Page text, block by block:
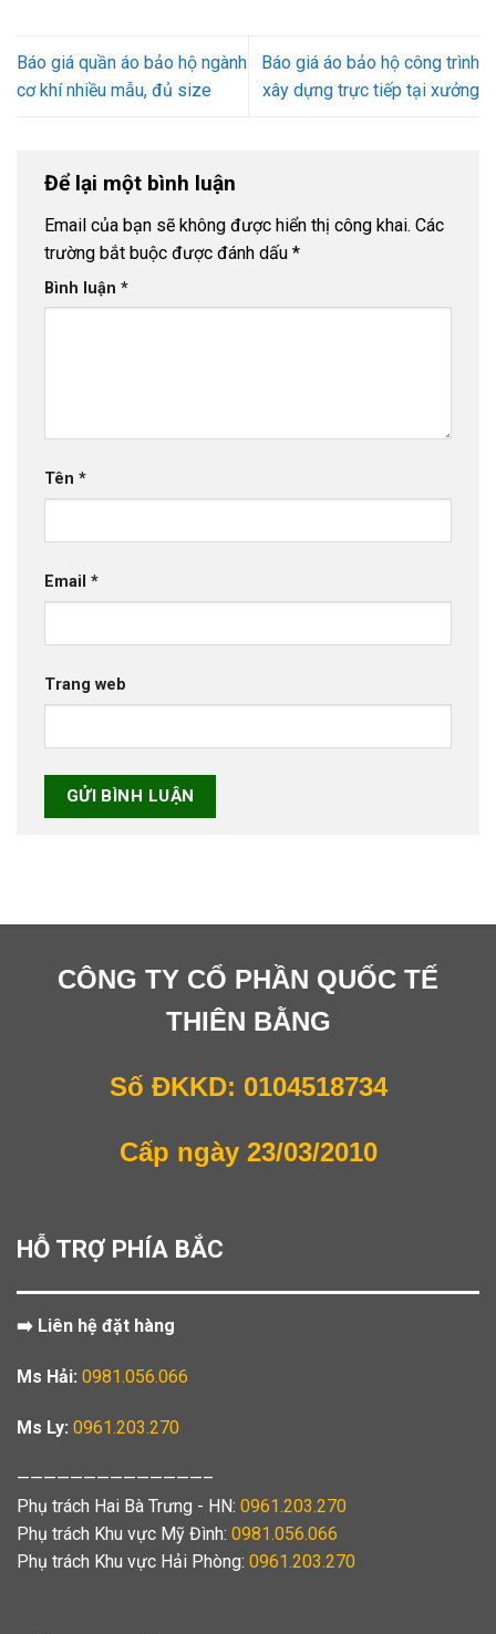
Báo giá quần áo bảo hộ ngành
cơ khí nhiều mẫu, đủ size
Báo giá áo bảo hộ công trình
xây dựng trực tiếp tại xưởng
Để lại một bình luận
Email của bạn sẽ không được hiển thị công khai. Các
trường bắt buộc được đánh dấu *
Bình luận *
Tên *
Email *
Trang web
CÔNG TY CỔ PHẦN QUỐC TẾ
THIÊN BẰNG
Số ĐKKD: 0104518734
Cấp ngày 23/03/2010
HỖ TRỢ PHÍA BẮC
➡️ Liên hệ đặt hàng
Ms Hải: 0981.056.066
Ms Ly: 0961.203.270
——————————————–
Phụ trách Hai Bà Trưng - HN: 0961.203.270
Phụ trách Khu vực Mỹ Đình: 0981.056.066
Phụ trách Khu vực Hải Phòng: 0961.203.270